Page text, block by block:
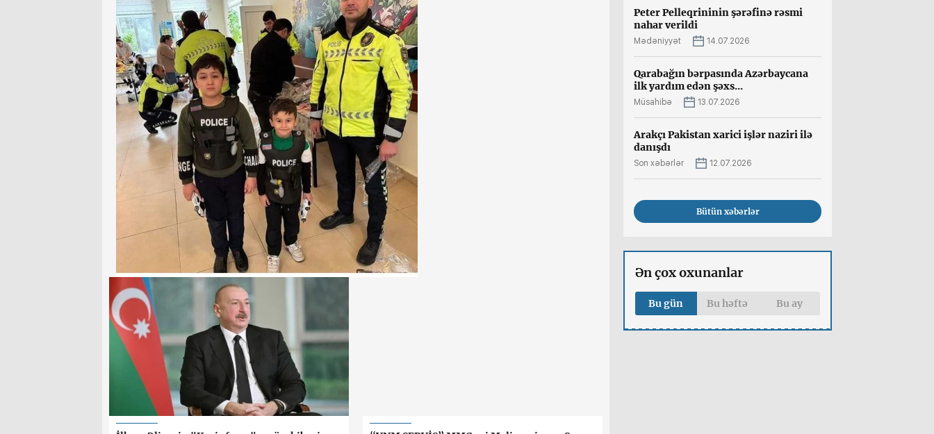
Peter Pelleqrininin şərəfinə rəsmi
nahar verildi
Mədəniyyət 14.07.2026
Qarabağın bərpasında Azərbaycana
ilk yardım edən şəxs...
Müsahibə 13.07.2026
Arakçı Pakistan xarici işlər naziri ilə
danışdı
Son xəbərlər 12.07.2026
Bütün xəbərlər
Ən çox oxunanlar
Bu gün Bu həftə Bu ay